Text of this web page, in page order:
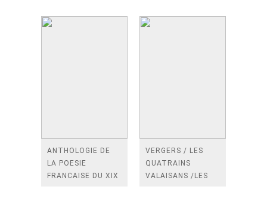
ANTHOLOGIE DE
LA POESIE
FRANCAISE DU XIX
VERGERS / LES
QUATRAINS
VALAISANS /LES